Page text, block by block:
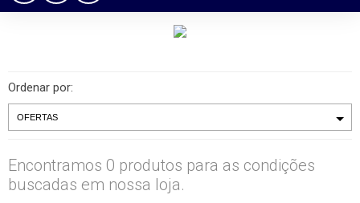
Ordenar por:
Encontramos 0 produtos para as condições
buscadas em nossa loja.